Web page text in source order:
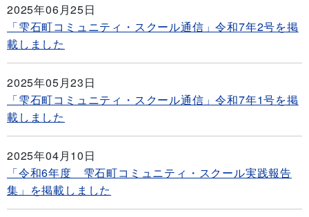
2025年06月25日
「雫石町コミュニティ・スクール通信」令和7年2号を掲
載しました
2025年05月23日
「雫石町コミュニティ・スクール通信」令和7年1号を掲
載しました
2025年04月10日
「令和6年度 雫石町コミュニティ・スクール実践報告
集」を掲載しました